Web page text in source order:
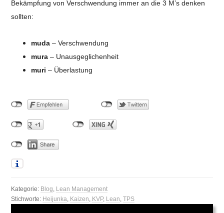
Bekämpfung von Verschwendung immer an die 3 M’s denken
sollten:
muda – Verschwendung
mura – Unausgeglichenheit
muri – Überlastung
Kategorie: Blog, Lean Management
Stichworte: Heijunka, Kaizen, KVP, Lean,TPS